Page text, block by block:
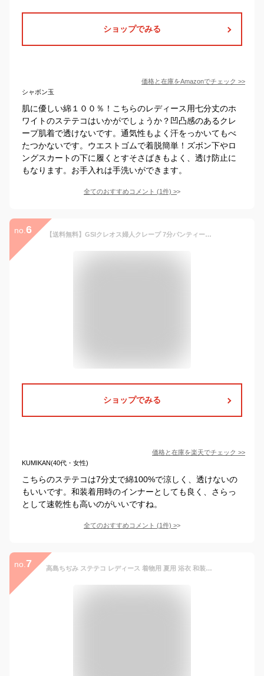
ショップでみる
価格と在庫をAmazonでチェック >>
シャボン玉
肌に優しい綿１００％！こちらのレディース用七分丈のホ
ワイトのステテコはいかがでしょうか？凹凸感のあるクレ
ープ肌着で透けないです。通気性もよく汗をっかいてもべ
たつかないです。ウエストゴムで着脱簡単！ズボン下やロ
ングスカートの下に履くとすそさばきもよく、透け防止に
もなります。お手入れは手洗いができます。
全てのおすすめコメント (1件) >
no. 6 【送料無料】GSIクレオス婦人クレープ 7分パンティー日本の知恵 夏肌着 綿100％ 女性用 ちぢみのステテコM・L・LL 白 楊柳 ステテコ クレープ (M_白) 和装 下着 下ばき 裾除け パッチ 夏着物 浴衣 インナー おしゃれ 大人 レディース 女性
ショップでみる
価格と在庫を楽天でチェック >>
KUMIKAN(40代・女性)
こちらのステテコは7分丈で綿100%で涼しく、透けないの
もいいです。和装着用時のインナーとしても良く、さらっ
として速乾性も高いのがいいですね。
全てのおすすめコメント (1件) >
no. 7 高島ちぢみ ステテコ レディース 着物用 夏用 浴衣 和装用 日本製 白 綿100 和装下着 クレープ生地 大きいサイズも有り 女性用 下ばき 裾除け 肌着 楊柳 涼しい さらさら 快適 べた付かない 清涼感 洗える 国産 お買い物マラソン